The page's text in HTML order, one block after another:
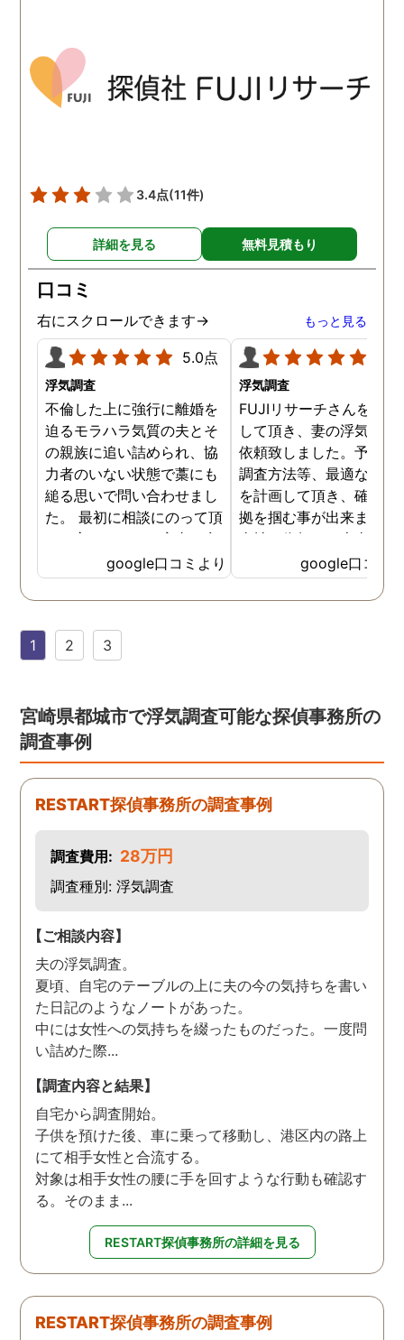
3.4点(11件)
詳細を見る 無料見積もり
口コミ
右にスクロールできます→ もっと見る
5.0点
浮気調査
不倫した上に強行に離婚を
迫るモラハラ気質の夫とそ
の親族に追い詰められ、協
力者のいない状態で藁にも
縋る思いで問い合わせまし
た。 最初に相談にのって頂
いた方も、とても率直に意
見を言っていただき、また
費用面も正直に答えていた
だき、私の望む結果を得る
言えないですが、それでも
依頼させていただきまし
た。 調査も私の望む結果を
得るべく、尽力して頂き、
密に連絡をいただきなが
ら、丁寧に対応してくださ
きました。 サポートの方
も、不安で日々辛い気持ち
対応して頂いた上に、かな
り迅速に弁護士に関するア
ドバイスを頂き繋いで下さ
った事、本当に感謝してい
ます。
google口コミより
浮気調査
FUJIリサーチさんをご紹
して頂き、妻の浮気調査
依頼致しました。予算か
調査方法等、最適なやり
を計画して頂き、確実な
拠を掴む事が出来ました
当社に依頼して本当に良
ったと実感しております
依頼中にはいろいろな相
も聞いて頂き、救われる
をお勧め致します。 今
google口コミ
1 2 3
宮崎県都城市で浮気調査可能な探偵事務所の
調査事例
RESTART探偵事務所の調査事例
調査費用: 28万円
調査種別: 浮気調査
【ご相談内容】
夫の浮気調査。
夏頃、自宅のテーブルの上に夫の今の気持ちを書い
た日記のようなノートがあった。
中には女性への気持ちを綴ったものだった。一度問
い詰めた際...
【調査内容と結果】
自宅から調査開始。
子供を預けた後、車に乗って移動し、港区内の路上
にて相手女性と合流する。
対象は相手女性の腰に手を回すような行動も確認す
る。そのまま...
RESTART探偵事務所の詳細を見る
RESTART探偵事務所の調査事例